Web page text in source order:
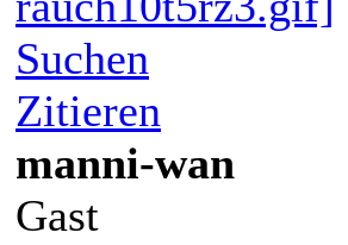
Suchen
Zitieren
manni-wan
Gast